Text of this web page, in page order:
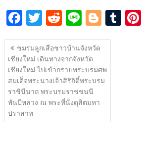
F
ac
e
b
o
o
k
T
w
itt
er
R
e
d
di
t
Li
n
e
Bl
o
g
er
T
แนะแนว
เรื่อง
ชมรมลูกเสือชาวบ้านจังหวัด
เชียงใหม่ เดินทางจากจังหวัด
เชียงใหม่ ไปเข้ากราบพระบรมศพ
สมเด็จพระนางเจ้าสิริกิติ์พระบรม
ราชินีนาถ พระบรมราชชนนี
พันปีหลวง ณ พระที่นั่งดุสิตมหา
ปราสาท